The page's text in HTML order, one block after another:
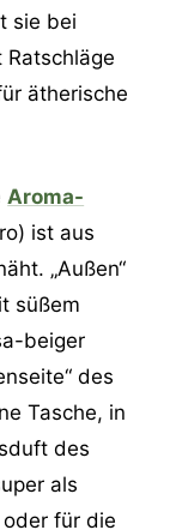
sie bei
ätherische
Aroma-
ist aus
„Außen“
süßem
beiger
des
Tasche, in
des
als
für die